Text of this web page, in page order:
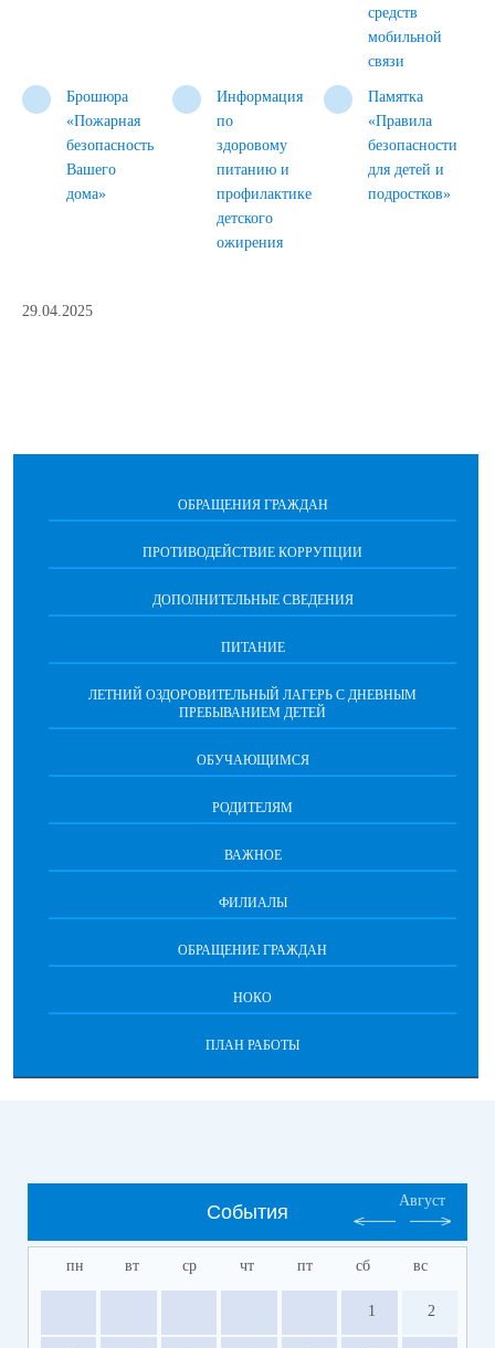
средств
мобильной
связи
Брошюра
«Пожарная
безопасность
Вашего
дома»
Информация
по
здоровому
питанию и
профилактике
детского
ожирения
Памятка
«Правила
безопасности
для детей и
подростков»
29.04.2025
ОБРАЩЕНИЯ ГРАЖДАН
ПРОТИВОДЕЙСТВИЕ КОРРУПЦИИ
ДОПОЛНИТЕЛЬНЫЕ СВЕДЕНИЯ
ПИТАНИЕ
ЛЕТНИЙ ОЗДОРОВИТЕЛЬНЫЙ ЛАГЕРЬ С ДНЕВНЫМ
ПРЕБЫВАНИЕМ ДЕТЕЙ
ОБУЧАЮЩИМСЯ
РОДИТЕЛЯМ
ВАЖНОЕ
ФИЛИАЛЫ
ОБРАЩЕНИЕ ГРАЖДАН
НОКО
ПЛАН РАБОТЫ
События
Август
пн вт ср чт пт сб вс
1 2